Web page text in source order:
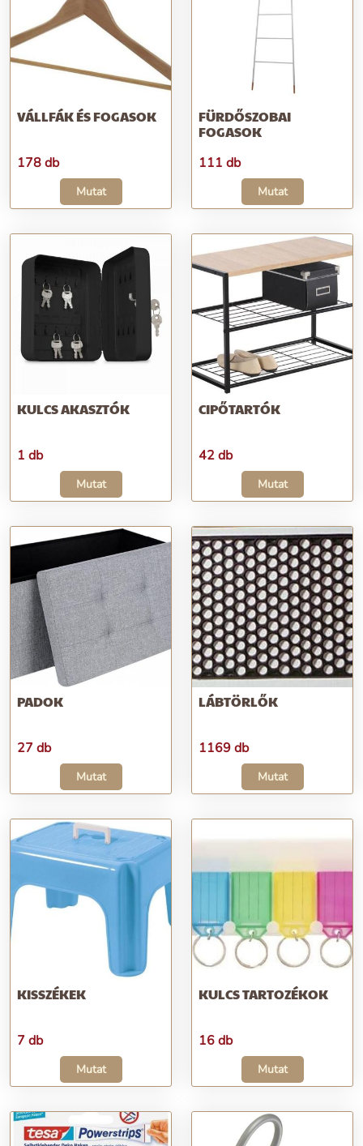
VÁLLFÁK ÉS FOGASOK
178 db
Mutat
FÜRDŐSZOBAI
FOGASOK
111 db
Mutat
KULCS AKASZTÓK
1 db
Mutat
CIPŐTARTÓK
42 db
Mutat
PADOK
27 db
Mutat
LÁBTÖRLŐK
1169 db
Mutat
KISSZÉKEK
7 db
Mutat
KULCS TARTOZÉKOK
16 db
Mutat